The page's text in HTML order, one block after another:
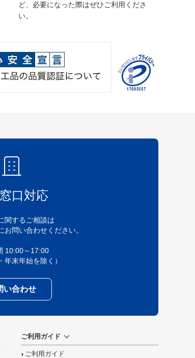
ど、必要になった際はぜひご利用くださ
い。
口対応
関するご相談は
お問い合わせください。
10:00～17:00
年末年始を除く）
い合わせ
ご利用ガイド
ご利用ガイド